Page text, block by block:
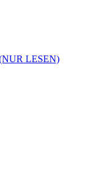
LESEN)